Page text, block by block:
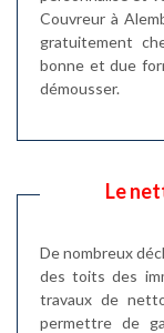
Couvreur à
gratuitement
bonne et due
démousser.
Le
De nombreux
des toits des
travaux de
permettre de